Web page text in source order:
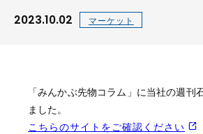
2023.10.02 マーケット
「みんかぶ先物コラム」に当社の週刊
ました。
こちらのサイトをご確認ください